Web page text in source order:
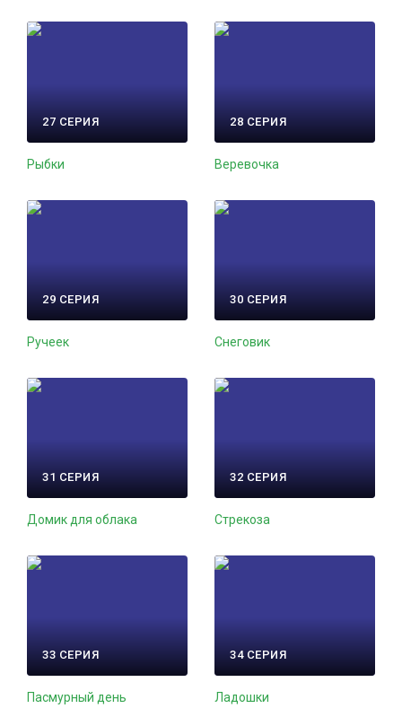
27 СЕРИЯ
Рыбки
28 СЕРИЯ
Веревочка
29 СЕРИЯ
Ручеек
30 СЕРИЯ
Снеговик
31 СЕРИЯ
Домик для облака
32 СЕРИЯ
Стрекоза
33 СЕРИЯ
Пасмурный день
34 СЕРИЯ
Ладошки